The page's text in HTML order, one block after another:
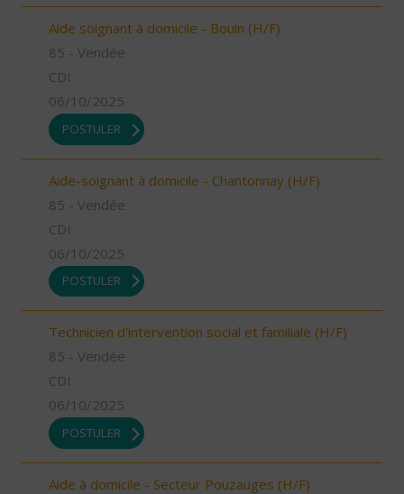
Aide soignant à domicile - Bouin (H/F)
85 - Vendée
CDI
06/10/2025
POSTULER
Aide-soignant à domicile - Chantonnay (H/F)
85 - Vendée
CDI
06/10/2025
POSTULER
Technicien d'intervention social et familiale (H/F)
85 - Vendée
CDI
06/10/2025
POSTULER
Aide à domicile - Secteur Pouzauges (H/F)